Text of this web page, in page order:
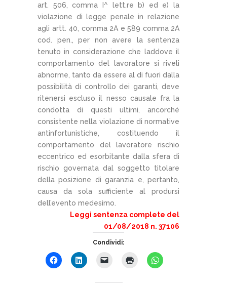
art. 506, comma I^ lett.re b) ed e) la
violazione di legge penale in relazione
agli artt. 40, comma 2A e 589 comma 2A
cod. pen., per non avere la sentenza
tenuto in considerazione che laddove il
comportamento del lavoratore si riveli
abnorme, tanto da essere al di fuori dalla
possibilità di controllo dei garanti, deve
ritenersi escluso il nesso causale fra la
condotta di questi ultimi, ancorché
consistente nella violazione di normative
antinfortunistiche, costituendo il
comportamento del lavoratore rischio
eccentrico ed esorbitante dalla sfera di
rischio governata dal soggetto titolare
della posizione di garanzia e, pertanto,
causa da sola sufficiente al prodursi
dell’evento medesimo.
Leggi sentenza complete del
01/08/2018 n. 37106
Condividi: